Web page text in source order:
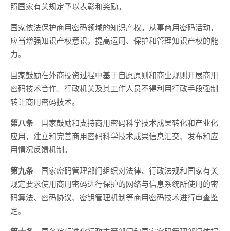
照国家有关规定予以表彰和奖励。
国家依法保护商用密码领域的知识产权。从事商用密码活动，
应当增强知识产权意识，提高运用、保护和管理知识产权的能
力。
国家鼓励在外商投资过程中基于自愿原则和商业规则开展商用
密码技术合作。行政机关及其工作人员不得利用行政手段强制
转让商用密码技术。
第八条 国家鼓励和支持商用密码科学技术成果转化和产业化
应用，建立和完善商用密码科学技术成果信息汇交、发布和应
用情况反馈机制。
第九条 国家密码管理部门组织对法律、行政法规和国家有关
规定要求使用商用密码进行保护的网络与信息系统所使用的密
码算法、密码协议、密钥管理机制等商用密码技术进行审查鉴
定。